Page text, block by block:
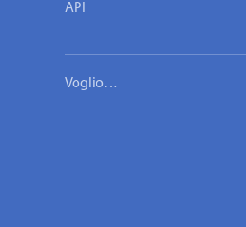
API
Voglio…